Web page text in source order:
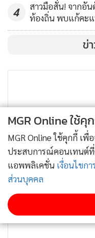
4
สาวมือสั่น! จากอั
ท้องถิ่น พบแก้คะ
ข่
MGR Online ใช้คุ
MGR Online ใช้คุกกี้ เ
ประสบการณ์คอนเทนต์
แอพพลิเคชั่น เงื่อนไขก
ส่วนบุคคล